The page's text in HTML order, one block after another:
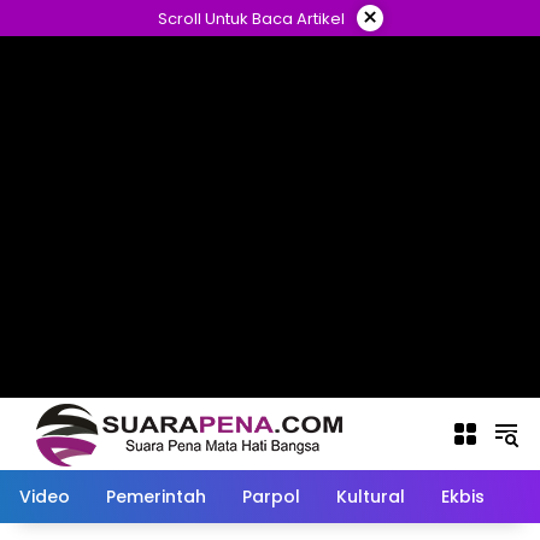
ke
Scroll Untuk Baca Artikel ×
Video Pemerintah Parpol Kultural Ekbis